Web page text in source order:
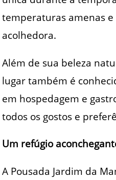
temperaturas amenas
acolhedora.
Além de sua beleza
lugar também é
em hospedagem e
todos os gostos e
Um refúgio
A Pousada Jardim da